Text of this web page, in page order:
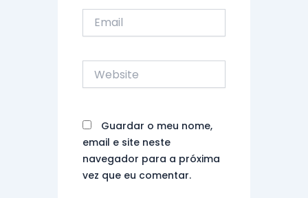
Website
Guardar o meu nome,
email e site neste
navegador para a próxima
vez que eu comentar.